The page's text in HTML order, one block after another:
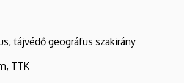
tájvédő geográfus szakirány
TTK